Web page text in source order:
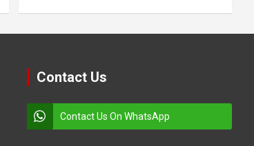
Contact Us
Contact Us On WhatsApp